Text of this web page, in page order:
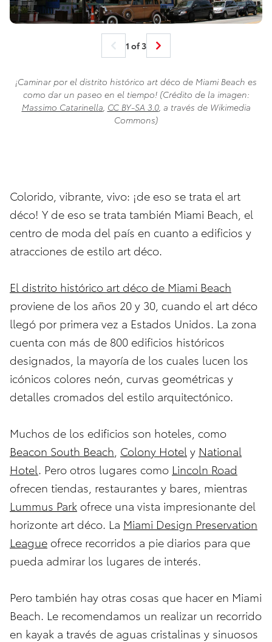
1 of 3
¡Caminar por el distrito histórico art déco de Miami Beach es
como dar un paseo en el tiempo! (Crédito de la imagen:
Massimo Catarinella CC BY-SA 3.0, a través de Wikimedia
Commons)
Colorido, vibrante, vivo: ¡de eso se trata el art
déco! Y de eso se trata también Miami Beach, el
centro de moda del país en cuanto a edificios y
atracciones de estilo art déco.
El distrito histórico art déco de Miami Beach
proviene de los años 20 y 30, cuando el art déco
llegó por primera vez a Estados Unidos. La zona
cuenta con más de 800 edificios históricos
designados, la mayoría de los cuales lucen los
icónicos colores neón, curvas geométricas y
detalles cromados del estilo arquitectónico.
Muchos de los edificios son hoteles, como
Beacon South Beach Colony Hotel y National
Hotel . Pero otros lugares como Lincoln Road
ofrecen tiendas, restaurantes y bares, mientras
Lummus Park ofrece una vista impresionante del
horizonte art déco. La Miami Design Preservation
League ofrece recorridos a pie diarios para que
pueda admirar los lugares de interés.
Pero también hay otras cosas que hacer en Miami
Beach. Le recomendamos un realizar un recorrido
en kayak a través de aguas cristalinas y sinuosos